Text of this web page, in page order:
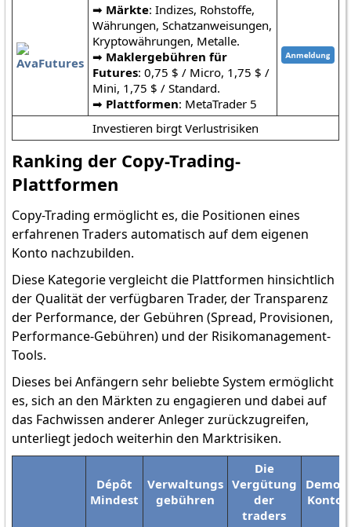
➡️ Märkte: Indizes, Rohstoffe,
Währungen, Schatzanweisungen,
Kryptowährungen, Metalle.
➡️ Maklergebühren für
Futures: 0,75 $ / Micro, 1,75 $ /
Mini, 1,75 $ / Standard.
➡️ Plattformen: MetaTrader 5
Investieren birgt Verlustrisiken
Ranking der Copy-Trading-
Plattformen
Copy-Trading ermöglicht es, die Positionen eines
erfahrenen Traders automatisch auf dem eigenen
Konto nachzubilden.
Diese Kategorie vergleicht die Plattformen hinsichtlich
der Qualität der verfügbaren Trader, der Transparenz
der Performance, der Gebühren (Spread, Provisionen,
Performance-Gebühren) und der Risikomanagement-
Tools.
Dieses bei Anfängern sehr beliebte System ermöglicht
es, sich an den Märkten zu engagieren und dabei auf
das Fachwissen anderer Anleger zurückzugreifen,
unterliegt jedoch weiterhin den Marktrisiken.
Dépôt
Mindest
Verwaltungs
gebühren
Die
Vergütung
der
traders
Demo-
Konto